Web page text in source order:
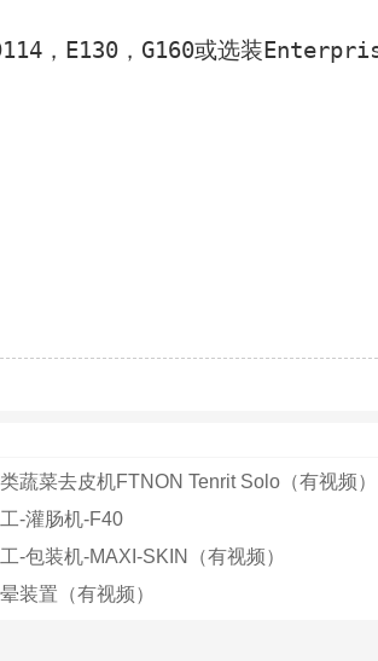
，E130，G160或选装
蔬菜去皮机FTNON Tenrit Solo（有视频）
-灌肠机-F40
-包装机-MAXI-SKIN（有视频）
装置（有视频）